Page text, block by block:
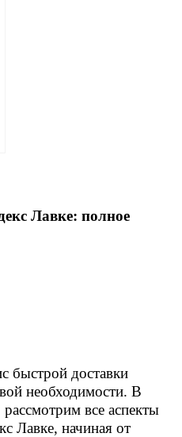
Лавке: полное
быстрой доставки
необходимости. В
все аспекты
Лавке, начиная от